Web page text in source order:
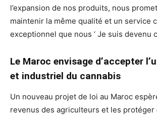
l’expansion de nos produits, nous
maintenir la même qualité et un service
exceptionnel que nous ‘ Je suis devenu
Le Maroc envisage d’accepter
et industriel du cannabis
Un nouveau projet de loi au Maroc
revenus des agriculteurs et les protéger